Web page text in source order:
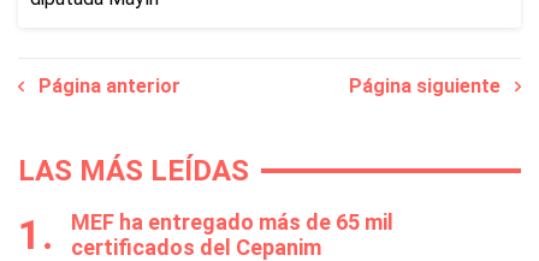
Página anterior Página siguiente
LAS MÁS LEÍDAS
MEF ha entregado más de 65 mil
certificados del Cepanim